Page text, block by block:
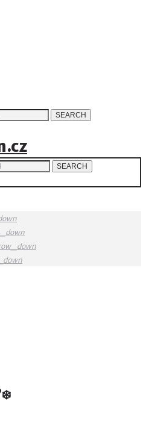
SEARCH
SEARCH